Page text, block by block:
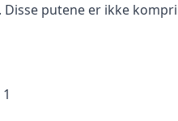
Disse putene er ikke